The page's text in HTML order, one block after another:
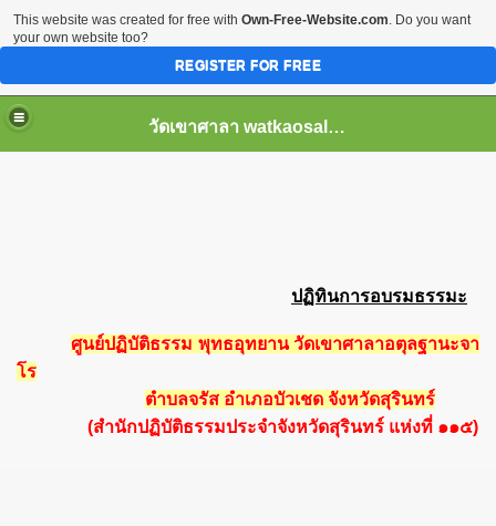
วัดเขาศาลา watkaosala.com
ปฏิทินการอบรมธรรมะ
ศูนย์ปฏิบัติธรรม พุทธอุทยาน วัดเขาศาลาอตุลฐานะจา
โร
ตำบลจรัส อำเภอบัวเชด จังหวัดสุรินทร์
(สำนักปฏิบัติธรรมประจำจังหวัดสุรินทร์ แห่งที่ ๑๑๕)
This website was created for free with Own-Free-Website.com. Do you want
your own website too?
REGISTER FOR FREE